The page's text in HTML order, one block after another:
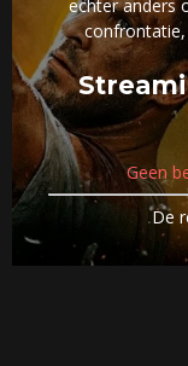
echter anders
confrontatie,
Geen
De